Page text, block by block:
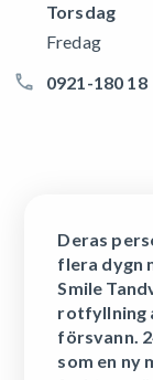
Torsdag
Fredag
0921-180 18
Deras
flera dygn
Smile
rotfyllning
försvann.
som en ny